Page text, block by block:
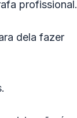
profissional.
dela fazer